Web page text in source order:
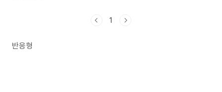
한 제품이 있어 소개해 드리려고 해요. 샴푸 하나로 탈모방지는 물론 새치머리
=◑차 례◐= ㅣ들어가며 ㅣ모다모다블랙 샴푸의 기능성 인정 ㅣ모다모다블랙
1
반응형